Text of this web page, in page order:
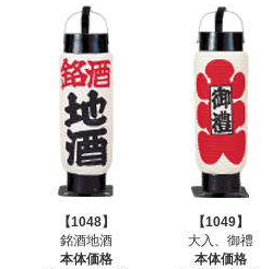
【1048】
銘酒地酒
本体価格
【1049】
大入、御禮
本体価格